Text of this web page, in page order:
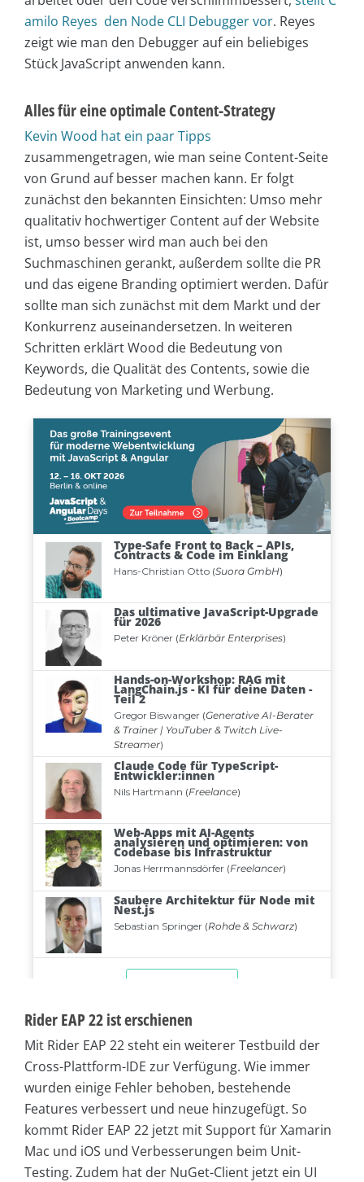
amilo Reyes den Node CLI Debugger vor. Reyes
zeigt wie man den Debugger auf ein beliebiges
Stück JavaScript anwenden kann.
Alles für eine optimale Content-Strategy
Kevin Wood hat ein paar Tipps
zusammengetragen, wie man seine Content-Seite
von Grund auf besser machen kann. Er folgt
zunächst den bekannten Einsichten: Umso mehr
qualitativ hochwertiger Content auf der Website
ist, umso besser wird man auch bei den
Suchmaschinen gerankt, außerdem sollte die PR
und das eigene Branding optimiert werden. Dafür
sollte man sich zunächst mit dem Markt und der
Konkurrenz auseinandersetzen. In weiteren
Schritten erklärt Wood die Bedeutung von
Keywords, die Qualität des Contents, sowie die
Bedeutung von Marketing und Werbung.
Rider EAP 22 ist erschienen
Mit Rider EAP 22 steht ein weiterer Testbuild der
Cross-Plattform-IDE zur Verfügung. Wie immer
wurden einige Fehler behoben, bestehende
Features verbessert und neue hinzugefügt. So
kommt Rider EAP 22 jetzt mit Support für Xamarin
Mac und iOS und Verbesserungen beim Unit-
Testing. Zudem hat der NuGet-Client jetzt ein UI